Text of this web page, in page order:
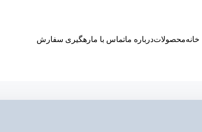
خانهمحصولاتدرباره ماتماس با مارهگیری سفارش